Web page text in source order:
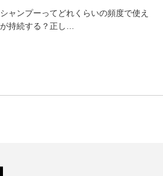
②
ツは、立体感を出すために
たように見せたりすることで、一
するときに役立つアイテムをいく
感にマッチしたものを選びましょ
ャンプーってどれくらいの頻度で使え
持続する？正し…